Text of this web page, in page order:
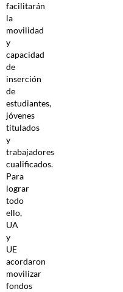
facilitarán
la
movilidad
y
capacidad
de
inserción
de
estudiantes,
jóvenes
titulados
y
trabajadores
cualificados.
Para
lograr
todo
ello,
UA
y
UE
acordaron
movilizar
fondos